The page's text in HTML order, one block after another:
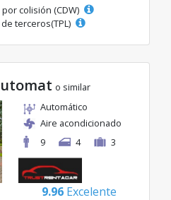
colisión (CDW)
terceros(TPL)
o similar
Automático
Aire acondicionado
9
4 3
9.96 Excelente